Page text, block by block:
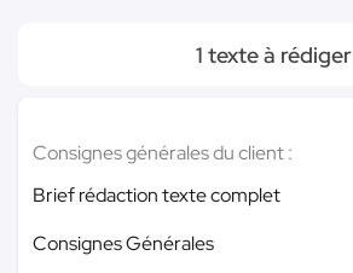
1 texte à rédiger
Consignes générales du client :
Brief rédaction texte complet
Consignes Générales